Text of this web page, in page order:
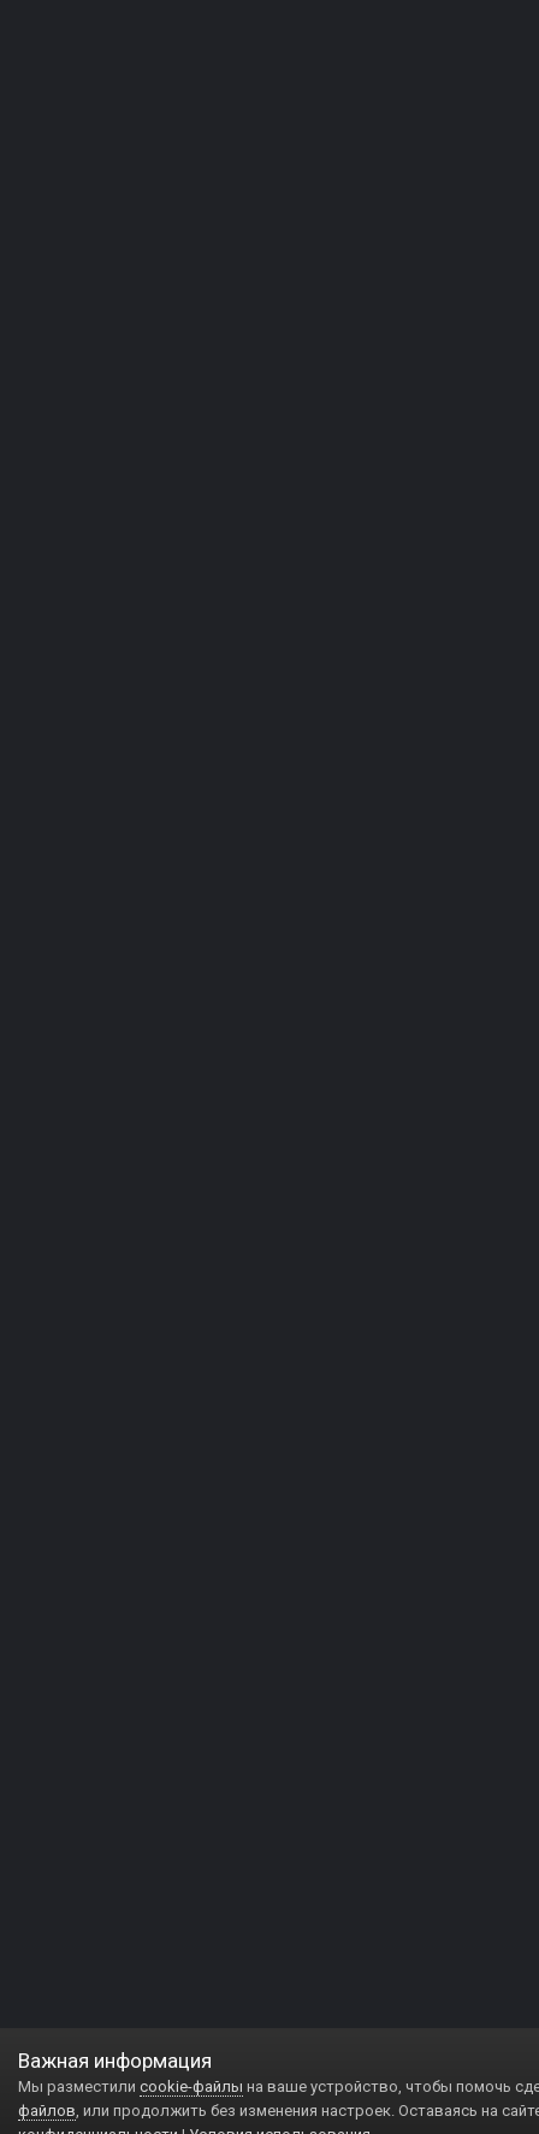
Важная информация
Мы разместили cookie-файлы на ваше устройство, чтобы помочь
файлов, или продолжить без изменения настроек. Оставаясь на